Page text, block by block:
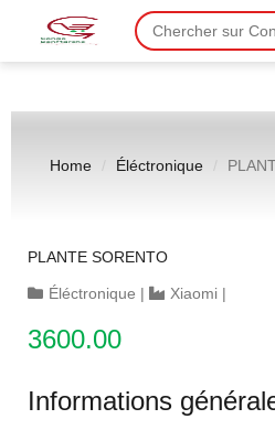
Home Éléctronique
PLANTE SORENTO
Éléctronique | Xiaomi |
3600.00
Informations